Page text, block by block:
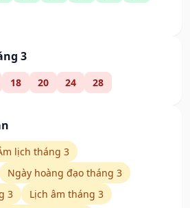
3
18 20 24 28
lịch tháng 3
Ngày hoàng đạo tháng 3
3
Lịch âm tháng 3